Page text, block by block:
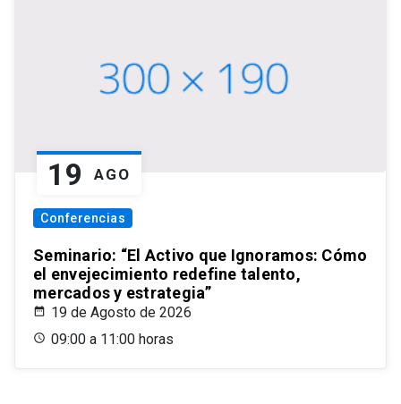
19 AGO
Conferencias
Seminario: “El Activo que Ignoramos: Cómo
el envejecimiento redefine talento,
mercados y estrategia”
19 de Agosto de 2026
09:00 a 11:00 horas